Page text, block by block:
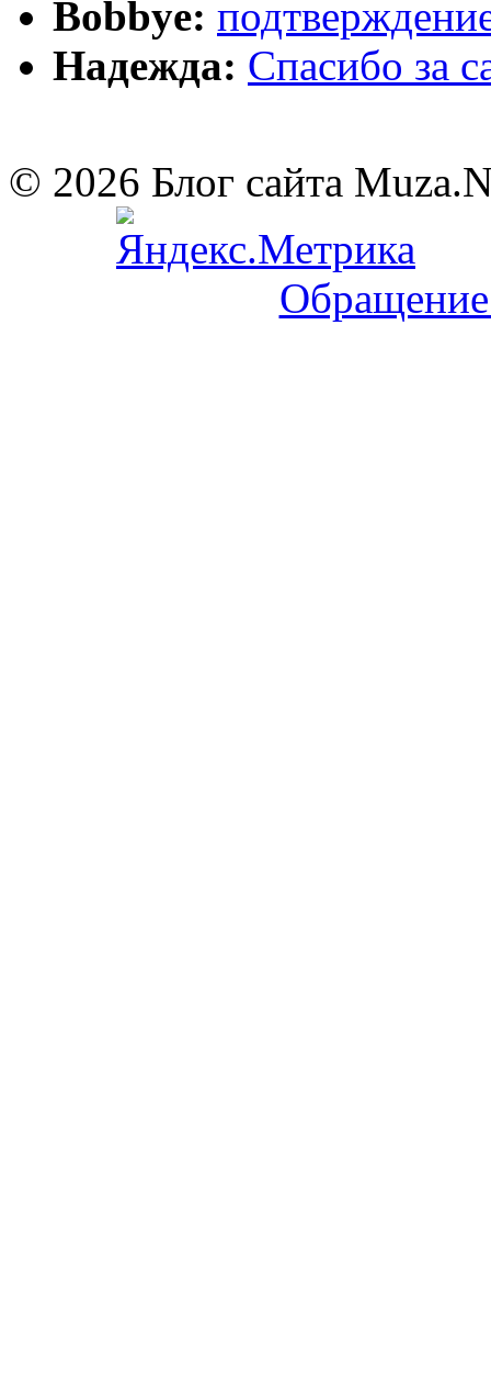
Bobbye:
Надежда: Cпасибо за
© 2026 Блог сайта
Обращение